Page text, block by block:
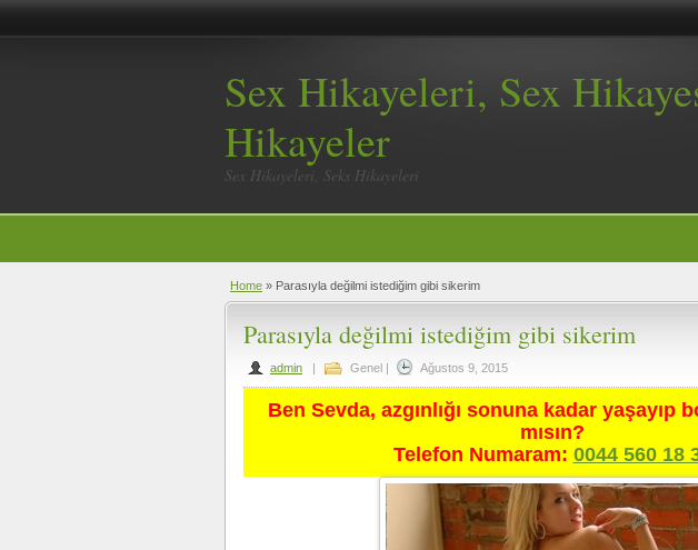
Sex Hikayeleri, Sex
Hikayeler
Sex Hikayeleri, Seks Hikayeleri
Home » Parasıyla değilmi istediğim gibi sikerim
Parasıyla değilmi istediğim gibi sikerim
admin | Genel | Ağustos 9, 2015
Ben Sevda, azgınlığı sonuna kadar yaşayıp
mısın?
Telefon Numaram: 0044 560 18